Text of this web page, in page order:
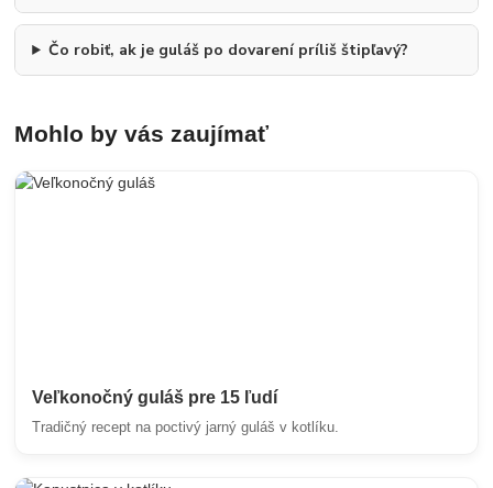
Čo robiť, ak je guláš po dovarení príliš štipľavý?
Mohlo by vás zaujímať
Veľkonočný guláš pre 15 ľudí
Tradičný recept na poctivý jarný guláš v kotlíku.